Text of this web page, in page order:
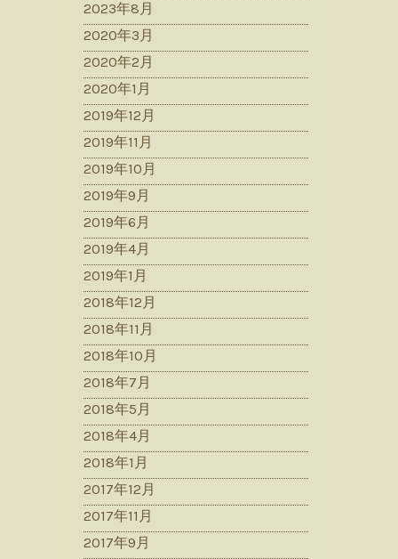
2023年8月
2020年3月
2020年2月
2020年1月
2019年12月
2019年11月
2019年10月
2019年9月
2019年6月
2019年4月
2019年1月
2018年12月
2018年11月
2018年10月
2018年7月
2018年5月
2018年4月
2018年1月
2017年12月
2017年11月
2017年9月